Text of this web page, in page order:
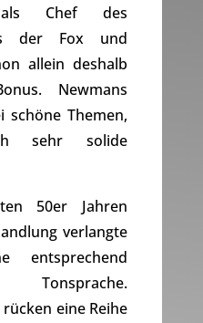
Chef des
der Fox und
allein deshalb
Newmans
schöne Themen,
sehr solide
50er Jahren
verlangte
entsprechend
Tonsprache.
eine Reihe